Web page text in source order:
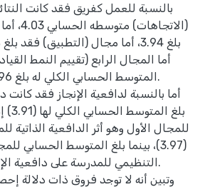
بالنسبة للعمل كفريق فقد كانت
أما بالنسبة لدافعية الإنجاز فقد كانت
بلغ
للمجال الأول وهو أثر الدافعية الذاتية
(3.97)، بينما بلغ المتوسط الحسابي
وتبين أنه لا توجد فروق ذات دلالة